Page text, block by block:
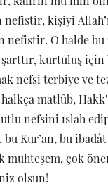
kişiyi
nefistir. O halde
kurtuluş
nefsi terbiye ve
matlûb,
nefsini ıslah
Kur’an, bu
çok
olsun!